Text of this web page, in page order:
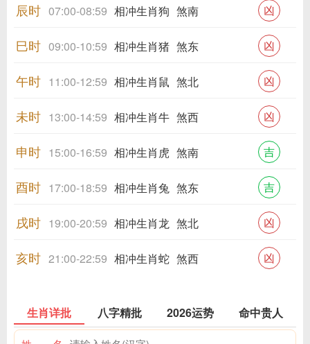
辰时 07:00-08:59 相冲生肖狗 煞南 凶
巳时 09:00-10:59 相冲生肖猪 煞东 凶
午时 11:00-12:59 相冲生肖鼠 煞北 凶
未时 13:00-14:59 相冲生肖牛 煞西 凶
申时 15:00-16:59 相冲生肖虎 煞南 吉
酉时 17:00-18:59 相冲生肖兔 煞东 吉
戌时 19:00-20:59 相冲生肖龙 煞北 凶
亥时 21:00-22:59 相冲生肖蛇 煞西 凶
生肖详批 八字精批 2026运势 命中贵人